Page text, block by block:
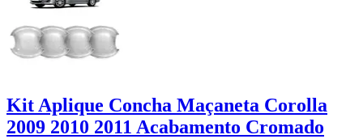
Kit Aplique Concha Maçaneta Corolla
2009 2010 2011 Acabamento Cromado